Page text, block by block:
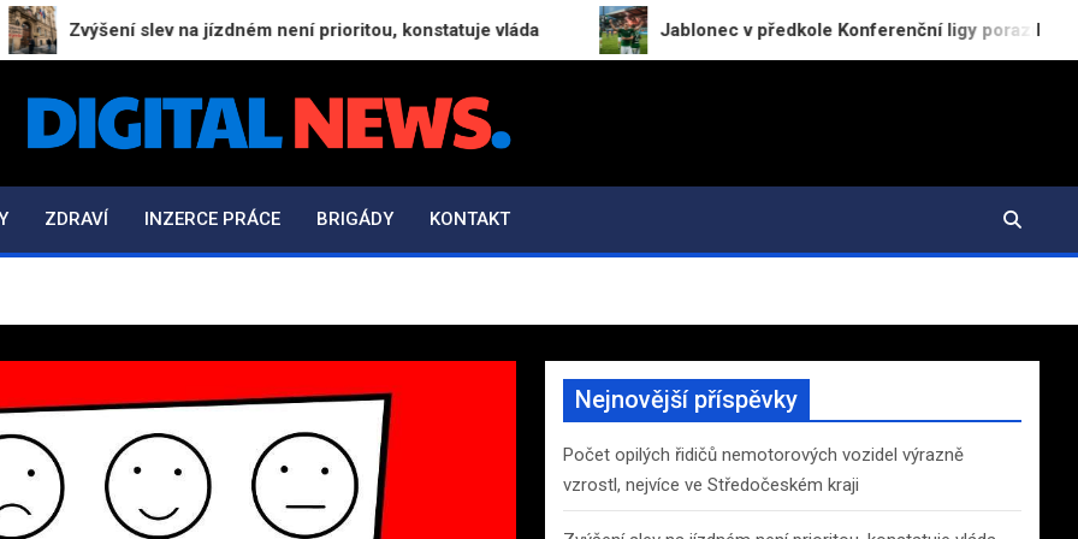
Zvýšení slev na jízdném není prioritou, konstatuje vláda Jablonec v předkole Konferenční ligy porazil RFS 2:0
Digital-News.cz
ZDRAVÍ INZERCE PRÁCE BRIGÁDY KONTAKT
Nejnovější příspěvky
Počet opilých řidičů nemotorových vozidel výrazně
vzrostl, nejvíce ve Středočeském kraji